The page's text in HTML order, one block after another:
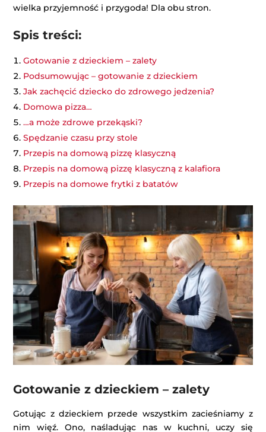
wielka przyjemność i przygoda! Dla obu stron.
Spis treści:
Gotowanie z dzieckiem – zalety
Podsumowując – gotowanie z dzieckiem
Jak zachęcić dziecko do zdrowego jedzenia?
Domowa pizza…
…a może zdrowe przekąski?
Spędzanie czasu przy stole
Przepis na domową pizzę klasyczną
Przepis na domową pizzę klasyczną z kalafiora
Przepis na domowe frytki z batatów
Gotowanie z dzieckiem – zalety
Gotując z dzieckiem przede wszystkim zacieśniamy z
nim więź. Ono, naśladując nas w kuchni, uczy się